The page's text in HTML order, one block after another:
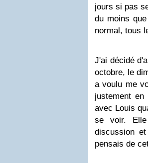
jours si pas
du moins
normal, tous
J'ai décidé
octobre, le
a voulu me
justement
avec Louis
se voir.
discussion
pensais de